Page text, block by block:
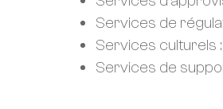
Services de
Services culturels
Services de